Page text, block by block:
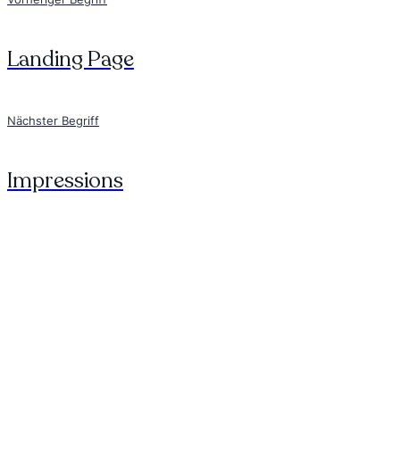
Landing Page
Nächster Begriff
Impressions